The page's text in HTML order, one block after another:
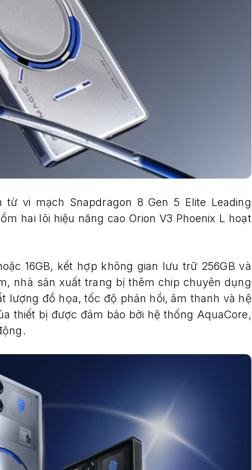
vi mạch Snapdragon 8 Gen 5 Elite Leading
hai lõi hiệu năng cao Orion V3 Phoenix L hoạt
16GB, kết hợp không gian lưu trữ 256GB và
nhà sản xuất trang bị thêm chip chuyên dụng
lượng đồ họa, tốc độ phản hồi, âm thanh và hệ
thiết bị được đảm bảo bởi hệ thống AquaCore,